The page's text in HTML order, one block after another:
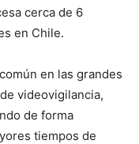
cerca de 6
en Chile.
en las grandes
videovigilancia,
de forma
tiempos de